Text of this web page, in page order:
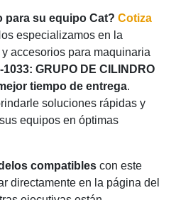
para su equipo Cat? Cotiza
especializamos en la
accesorios para maquinaria
1033: GRUPO DE CILINDRO
tiempo de entrega.
soluciones rápidas y
equipos en óptimas
compatibles con este
directamente en la página del